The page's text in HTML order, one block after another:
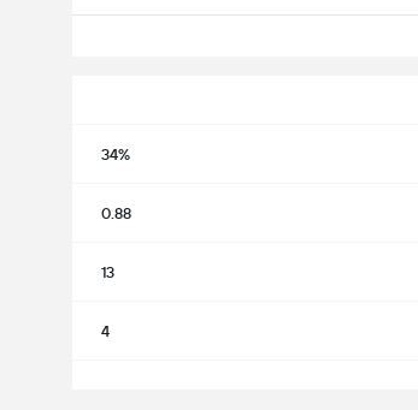
34%
0.88
13
4